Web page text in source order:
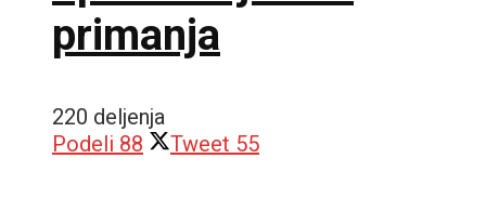
primanja
220 deljenja
Podeli 88 Tweet 55